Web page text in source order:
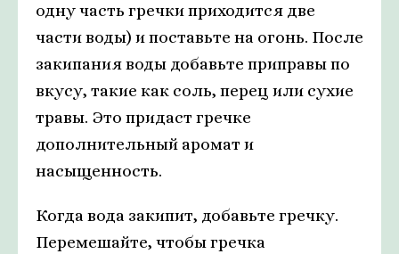
одну часть гречки приходится две
части воды) и поставьте на огонь. После
закипания воды добавьте приправы по
вкусу, такие как соль, перец или сухие
травы. Это придаст гречке
дополнительный аромат и
насыщенность.
Когда вода закипит, добавьте гречку.
Перемешайте, чтобы гречка